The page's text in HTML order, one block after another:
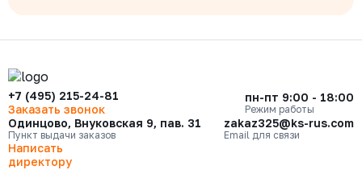
+7 (495) 215-24-81
Заказать звонок
пн-пт 9:00 - 18:00
Режим работы
Одинцово, Внуковская 9, пав. 31
Пункт выдачи заказов
zakaz325@ks-rus.com
Email для связи
Написать
директору